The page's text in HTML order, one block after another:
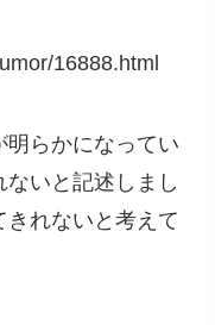
16888.html
明らかになってい
いと記述しまし
れないと考えて